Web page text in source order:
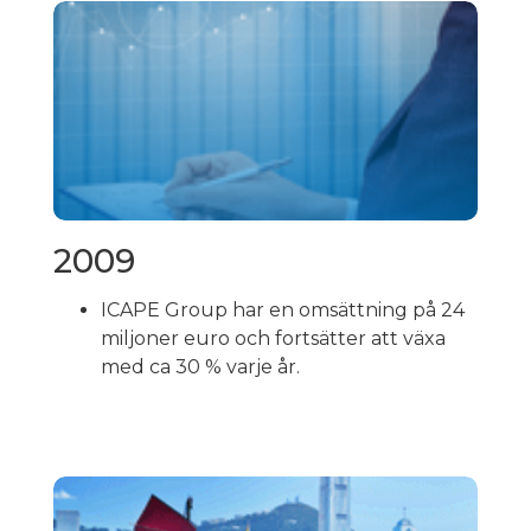
2009
ICAPE Group har en omsättning på 24
miljoner euro och fortsätter att växa
med ca 30 % varje år.